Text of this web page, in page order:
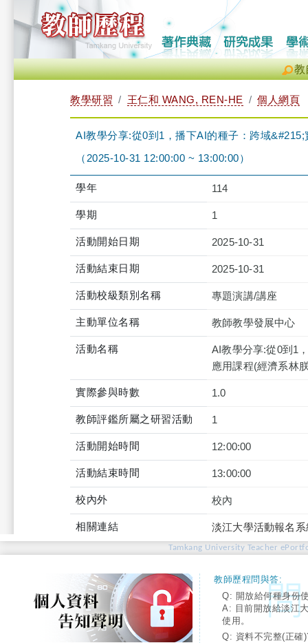
教
教學研習 王仁和 WANG, REN-HE 個人網頁
AI教學分享:從0到1，播下AI的種子：跨域
（2025-10-31 12:00:00 ~ 13:00:00）
學年 114
學期 1
活動開始日期 2025-10-31
活動結束日期 2025-10-31
活動校級類別名稱 專題演講/講座
主動單位名稱 教師教學發展中心
活動名稱
AI教學分享:從0到1
應用課程(經濟系林
實際參與時數 1.0
教師評鑑所屬之研習活動 1
活動開始時間 12:00:00
活動結束時間 13:00:00
校內外 校內
相關連結 淡江大學活動報名
Tamkang University Teacher
教師歷程問與答:
Q: 開放給何種身份
A: 目前開放給淡江
使用。
Q: 資料不完整(正確